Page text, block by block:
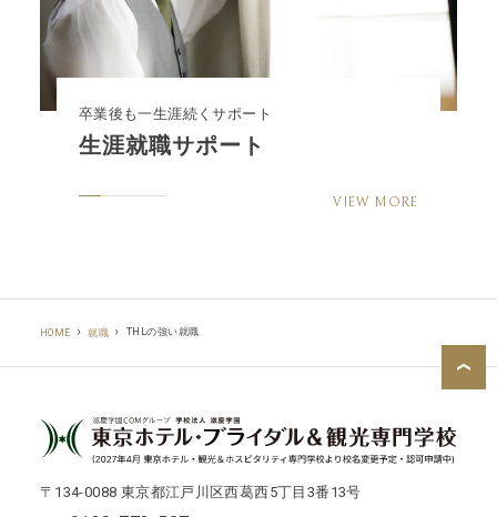
卒業後も一生涯続くサポート
生涯就職サポート
VIEW MORE
HOME 就職 THLの強い就職
〒134-0088 東京都江戸川区西葛西5丁目3番13号